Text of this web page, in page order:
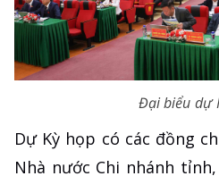
Đại biểu dự
Dự Kỳ họp có các đồng
Nhà nước Chi nhánh